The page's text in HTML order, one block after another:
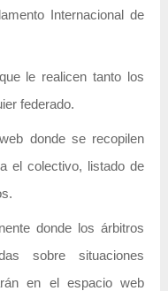
Internacional de
le realicen tanto los
federado.
donde se recopilen
el colectivo, listado de
donde los árbitros
sobre situaciones
en el espacio web